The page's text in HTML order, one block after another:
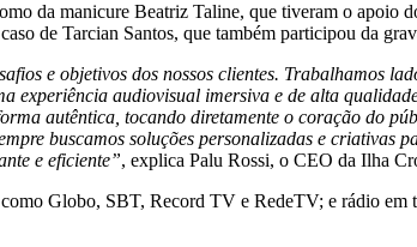
da manicure Beatriz Taline, que tiveram o
de Tarcian Santos, que também participou da
e objetivos dos nossos clientes. Trabalhamos
experiência audiovisual imersiva e de alta
autêntica, tocando diretamente o coração do
buscamos soluções personalizadas e
e eficiente”, explica Palu Rossi, o CEO da Ilha
Globo, SBT, Record TV e RedeTV; e rádio em